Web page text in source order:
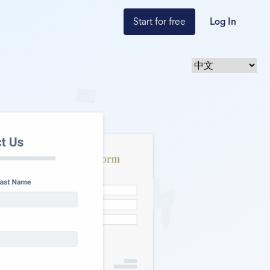
Start for free Log In